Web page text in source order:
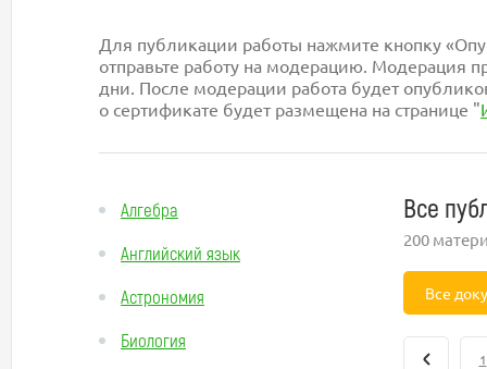
Для публикации работы нажмите кнопку
отправьте работу на модерацию. Модерация
дни. После модерации работа будет
о сертификате будет размещена на странице "
Алгебра
Английский язык
Астрономия
Биология
Все
200
Все
1